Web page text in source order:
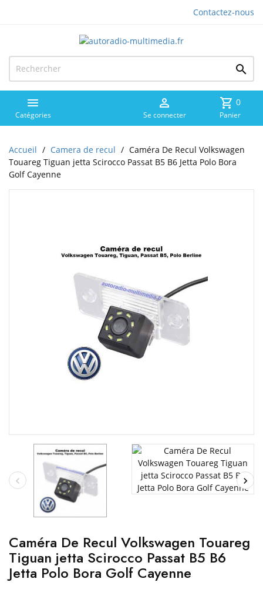
Contactez-nous


Catégories

Se connecter
shopping_cart 0
Panier
Accueil Camera de recul
Caméra De Recul Volkswagen
Touareg Tiguan jetta Scirocco Passat B5 B6 Jetta Polo Bora
Golf Cayenne
Caméra De Recul Volkswagen Touareg
Tiguan jetta Scirocco Passat B5 B6
Jetta Polo Bora Golf Cayenne